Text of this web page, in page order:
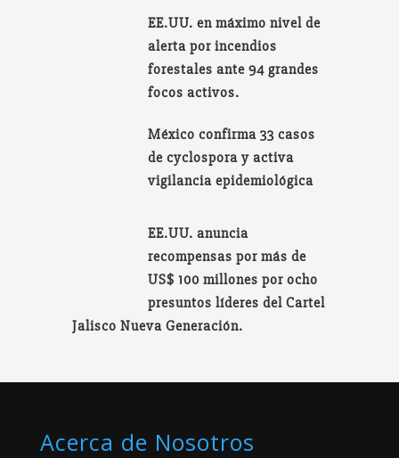
EE.UU. en máximo nivel de
alerta por incendios
forestales ante 94 grandes
focos activos.
México confirma 33 casos
de cyclospora y activa
vigilancia epidemiológica
EE.UU. anuncia
recompensas por más de
US$ 100 millones por ocho
presuntos líderes del Cartel
Jalisco Nueva Generación.
Acerca de Nosotros